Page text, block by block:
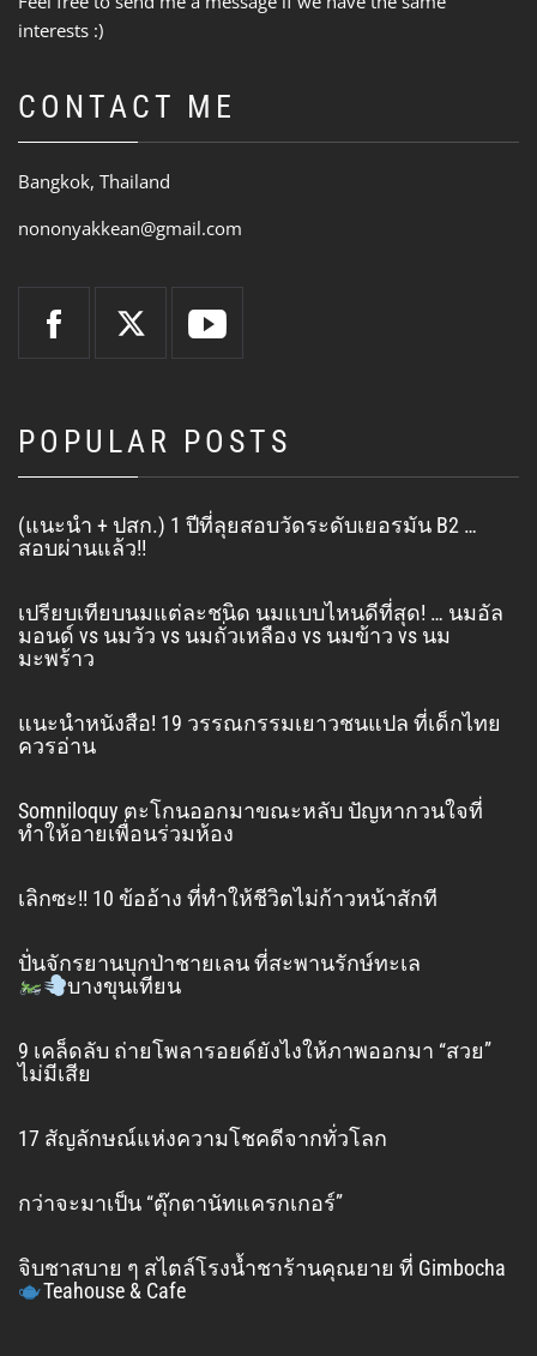
interests :)
CONTACT ME
Bangkok, Thailand
nononyakkean@gmail.com
POPULAR POSTS
(แนะนำ + ปสก.) 1 ปีที่ลุยสอบวัดระดับเยอรมัน B2 …
สอบผ่านแล้ว!!
เปรียบเทียบนมแต่ละชนิด นมแบบไหนดีที่สุด! … นมอัล
มอนด์ vs นมวัว vs นมถั่วเหลือง vs นมข้าว vs นม
มะพร้าว
แนะนำหนังสือ! 19 วรรณกรรมเยาวชนแปล ที่เด็กไทย
ควรอ่าน
Somniloquy ตะโกนออกมาขณะหลับ ปัญหากวนใจที่
ทำให้อายเพื่อนร่วมห้อง
เลิกซะ!! 10 ข้ออ้าง ที่ทำให้ชีวิตไม่ก้าวหน้าสักที
ปั่นจักรยานบุกป่าชายเลน ที่สะพานรักษ์ทะเล
บางขุนเทียน
9 เคล็ดลับ ถ่ายโพลารอยด์ยังไงให้ภาพออกมา “สวย”
ไม่มีเสีย
17 สัญลักษณ์แห่งความโชคดีจากทั่วโลก
กว่าจะมาเป็น “ตุ๊กตานัทแครกเกอร์”
จิบชาสบาย ๆ สไตล์โรงน้ำชาร้านคุณยาย ที่ Gimbocha
Teahouse & Cafe